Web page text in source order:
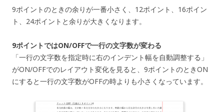
9ポイントのときの余りが一番小さく、12ポイント、16ポイン
ト、24ポイントと余りが大きくなります。
9ポイントではON/OFFで一行の文字数が変わる
「一行の文字数を指定時に右のインデント幅を自動調整する」
がON/OFFでのレイアウト変化を見ると、9ポイントのときON
にすると一行の文字数がOFFの時よりも小さくなっています。